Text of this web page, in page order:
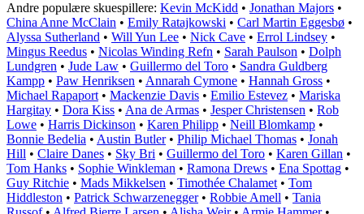
Andre populære skuespillere: Kevin McKidd • Jonathan Majors •
China Anne McClain • Emily Ratajkowski • Carl Martin Eggesbø •
Alyssa Sutherland • Will Yun Lee • Nick Cave • Errol Lindsey •
Mingus Reedus • Nicolas Winding Refn • Sarah Paulson • Dolph
Lundgren • Jude Law • Guillermo del Toro • Sandra Guldberg
Kampp • Paw Henriksen • Annarah Cymone • Hannah Gross •
Michael Rapaport • Mackenzie Davis • Emilio Estevez • Mariska
Hargitay • Dora Kiss • Ana de Armas • Jesper Christensen • Rob
Lowe • Harris Dickinson • Karen Philipp • Neill Blomkamp •
Bonnie Bedelia • Austin Butler• Philip Michael Thomas • Jonah
Hill • Claire Danes • Sky Bri • Guillermo del Toro • Karen Gillan •
Tom Hanks • Sophie Winkleman • Ramona Drews • Ena Spottag •
Guy Ritchie • Mads Mikkelsen • Timothée Chalamet • Tom
Hiddleston • Patrick Schwarzenegger• Robbie Amell • Tania